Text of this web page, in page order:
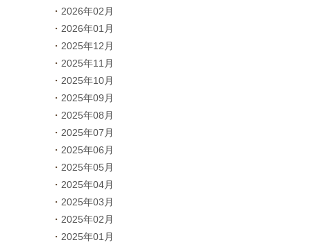
2026年02月
2026年01月
2025年12月
2025年11月
2025年10月
2025年09月
2025年08月
2025年07月
2025年06月
2025年05月
2025年04月
2025年03月
2025年02月
2025年01月